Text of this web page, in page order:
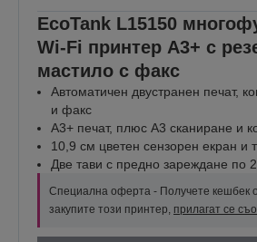
EcoTank L15150
Wi-Fi принтер A3+ с
мастило с факс
Автоматичен двустранен печат,
и факс
A3+ печат, плюс A3 сканиране и
10,9 см цветен сензорен екран и
Две тави с предно зареждане по
Специална оферта - Получете кешбек
закупите този принтер, прилагат се